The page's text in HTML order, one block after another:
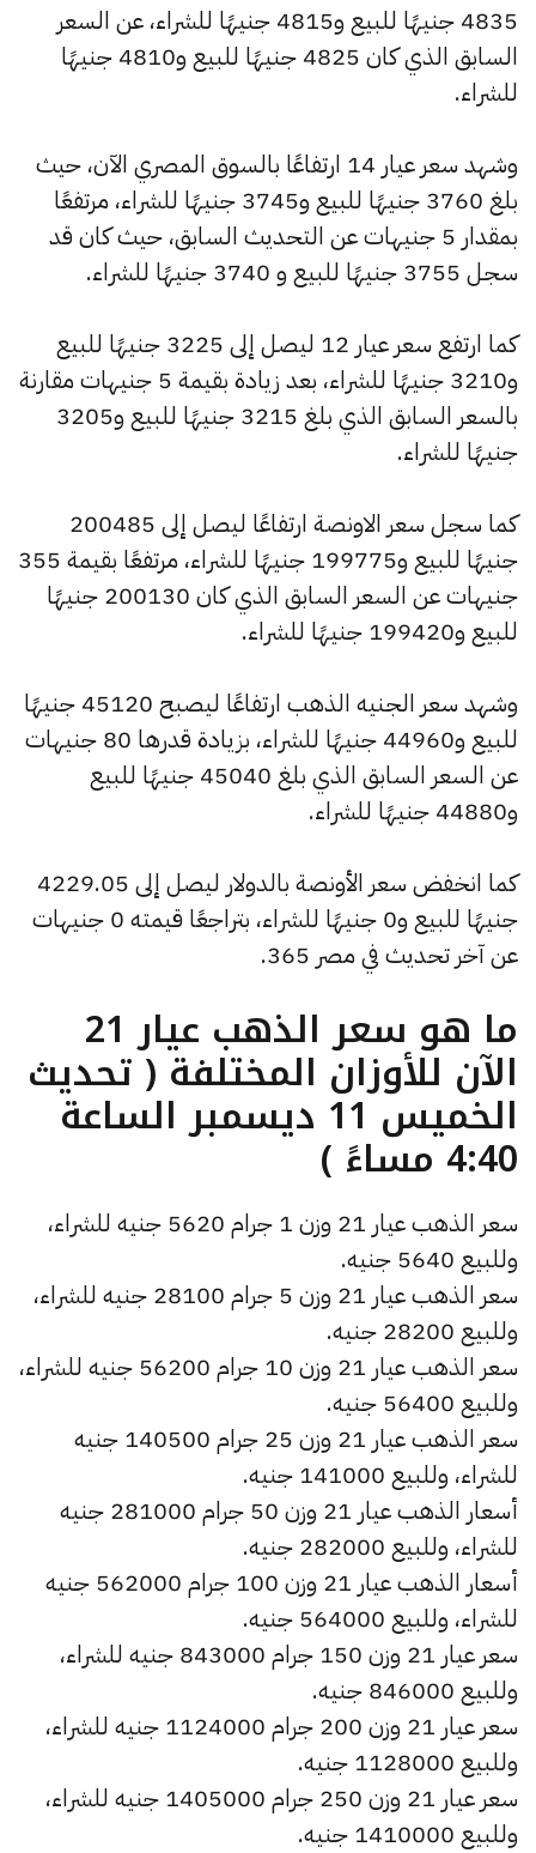
4835 جنيهًا للبيع و4815 جنيهًا للشراء، عن السعر
السابق الذي كان 4825 جنيهًا للبيع و4810 جنيهًا
للشراء.
وشهد سعر عيار 14 ارتفاعًا بالسوق المصري الآن، حيث
بلغ 3760 جنيهًا للبيع و3745 جنيهًا للشراء، مرتفعًا
بمقدار 5 جنيهات عن التحديث السابق، حيث كان قد
سجل 3755 جنيهًا للبيع و 3740 جنيهًا للشراء.
كما ارتفع سعر عيار 12 ليصل إلى 3225 جنيهًا للبيع
و3210 جنيهًا للشراء، بعد زيادة بقيمة 5 جنيهات مقارنة
بالسعر السابق الذي بلغ 3215 جنيهًا للبيع و3205
جنيهًا للشراء.
كما سجل سعر الاونصة ارتفاعًا ليصل إلى 200485
جنيهًا للبيع و199775 جنيهًا للشراء، مرتفعًا بقيمة 355
جنيهات عن السعر السابق الذي كان 200130 جنيهًا
للبيع و199420 جنيهًا للشراء.
وشهد سعر الجنيه الذهب ارتفاعًا ليصبح 45120 جنيهًا
للبيع و44960 جنيهًا للشراء، بزيادة قدرها 80 جنيهات
عن السعر السابق الذي بلغ 45040 جنيهًا للبيع
و44880 جنيهًا للشراء.
كما انخفض سعر الأونصة بالدولار ليصل إلى 4229.05
جنيهًا للبيع و0 جنيهًا للشراء، بتراجعًا قيمته 0 جنيهات
عن آخر تحديث في مصر 365.
ما هو سعر الذهب عيار 21
الآن للأوزان المختلفة ( تحديث
الخميس 11 ديسمبر الساعة
4:40 مساءً )
سعر الذهب عيار 21 وزن 1 جرام 5620 جنيه للشراء،
وللبيع 5640 جنيه.
سعر الذهب عيار 21 وزن 5 جرام 28100 جنيه للشراء،
وللبيع 28200 جنيه.
سعر الذهب عيار 21 وزن 10 جرام 56200 جنيه للشراء،
وللبيع 56400 جنيه.
سعر الذهب عيار 21 وزن 25 جرام 140500 جنيه
للشراء، وللبيع 141000 جنيه.
أسعار الذهب عيار 21 وزن 50 جرام 281000 جنيه
للشراء، وللبيع 282000 جنيه.
أسعار الذهب عيار 21 وزن 100 جرام 562000 جنيه
للشراء، وللبيع 564000 جنيه.
سعر عيار 21 وزن 150 جرام 843000 جنيه للشراء،
وللبيع 846000 جنيه.
سعر عيار 21 وزن 200 جرام 1124000 جنيه للشراء،
وللبيع 1128000 جنيه.
سعر عيار 21 وزن 250 جرام 1405000 جنيه للشراء،
وللبيع 1410000 جنيه.